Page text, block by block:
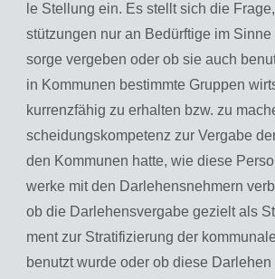
le Stel­lung ein. Es stellt sich die
stüt­zun­gen nur an Be­dürf­ti­ge im
sor­ge ver­ge­ben oder ob sie auch
in Kom­mu­nen be­stimm­te Grup­pen
kur­renz­fä­hig zu er­hal­ten bzw. zu
schei­dungs­kom­pe­tenz zur Ver­ga­be
den Kom­mu­nen hatte, wie diese
wer­ke mit den Dar­le­hens­neh­mern
ob die Dar­le­hens­ver­ga­be ge­zielt als
ment zur Stra­ti­fi­zie­rung der
be­nutzt wurde oder ob diese